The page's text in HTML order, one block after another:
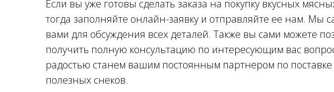
Если вы уже готовы сделать заказа на покупку вкусных
тогда заполняйте онлайн-заявку и отправляйте ее нам. Мы
вами для обсуждения всех деталей. Также вы сами можете
получить полную консультацию по интересующим вас
радостью станем вашим постоянным партнером по
полезных снеков.